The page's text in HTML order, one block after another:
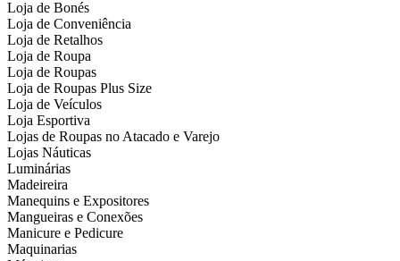
Loja de Bonés
Loja de Conveniência
Loja de Retalhos
Loja de Roupa
Loja de Roupas
Loja de Roupas Plus Size
Loja de Veículos
Loja Esportiva
Lojas de Roupas no Atacado e Varejo
Lojas Náuticas
Luminárias
Madeireira
Manequins e Expositores
Mangueiras e Conexões
Manicure e Pedicure
Maquinarias